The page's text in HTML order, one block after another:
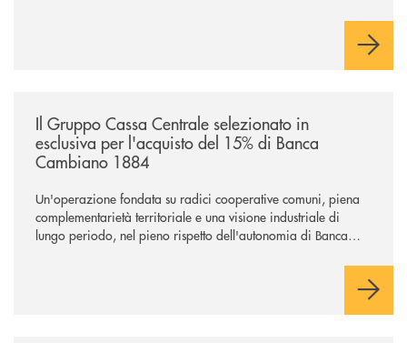
Il Gruppo Cassa Centrale selezionato in
esclusiva per l'acquisto del 15% di Banca
Cambiano 1884
Un'operazione fondata su radici cooperative comuni, piena
complementarietà territoriale e una visione industriale di
lungo periodo, nel pieno rispetto dell'autonomia di Banca
negoziazione esclusiva per la finalizzazione dell’operazione.